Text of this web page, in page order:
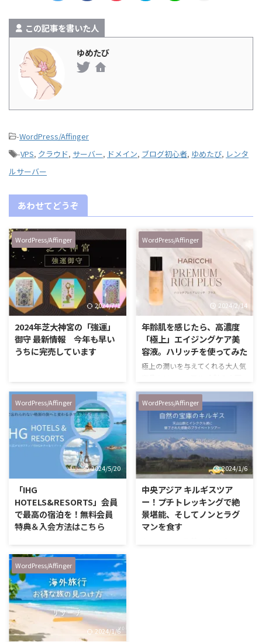
この記事を書いた人
ゆめたび
-WordPress/Affinger
-VPS, クラウド, サーバー, ドメイン, ブログ初心者, ゆめたび, レンタ
ルサーバー
あわせてどうぞ
WordPress/Affinger
2024/7/1
2024年芝大神宮の「強運」
御守 最新情報 今年も早い
うちに完売しています
WordPress/Affinger
2024/2/14
年齢肌を感じたら、高濃度
「極上」エイジングケア美
容液。ハリッチを使ってみた
極上の潤いを与えてくれる大人気
本も売れた大人気美容液を使って
みました。 口コミがかなり良く
て、中には肌改善されている方も
いるので、かなり期待していた商
品。 美容家Youtuberの方もお勧
めしているんです。 「HARRICH
PREMIUM RICH PLUS」を使って
みました。 配合成分がかなり豪
PLUSの何が凄いって、成分が凄
いんです。 この成分が入っていた
から、使ってみたー。という口コ
ミを見かけたほど。 その …
WordPress/Affinger
2024/5/20
「IHG
HOTELS&RESORTS」会員
で最高の宿泊を！無料会員
特典＆入会方法はこちら
知ってる？ 「IHG
HOTELS&RESORTS」って知って
ますか？ IHG
HOTELS&RESORTSは
「Intercontinental Hotels Group
」の略で、 インターコンチネン
タルホテルやKIMPTONをはじめ
とする、 世界１９ブランドのホ
WordPress/Affinger
2024/1/6
中央アジア キルギスツア
ー！プチトレッキングで絶
景堪能、そしてノンとラグ
マンを食す
WordPress/Affinger
2024/1/6